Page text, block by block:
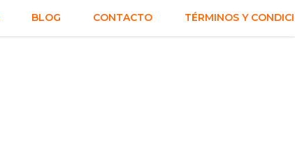
BLOG CONTACTO TÉRMINOS Y